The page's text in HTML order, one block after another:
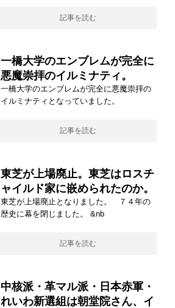
記事を読む
一橋大学のエンブレムが完全に
悪魔崇拝のイルミナティ。
一橋大学のエンブレムが完全に悪魔崇拝の
イルミナティとなっていました。
記事を読む
東芝が上場廃止。東芝はロスチ
ャイルド家に嵌められたのか。
東芝が上場廃止となりました。 ７４年の
歴史に幕を閉じました。 &nb
記事を読む
中核派・革マル派・日本赤軍・
れいわ新選組は朝堂院さん、イ